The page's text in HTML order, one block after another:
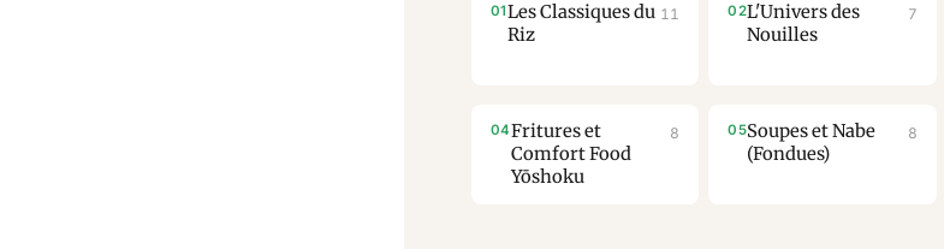
Les Classiques du
Riz
11
L'Univers des
Nouilles
7
Fritures et
Comfort Food
Yōshoku
8
Soupes et Nabe
(Fondues)
8